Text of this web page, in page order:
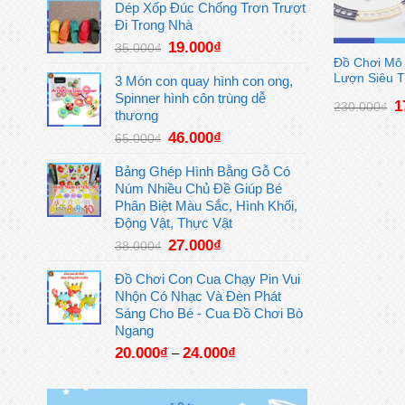
là:
113.000₫.
tại
Dép Xốp Đúc Chống Trơn Trượt
Đi Trong Nhà
35.000₫ Giá
là:
35.000₫.
19.000₫
tại
là:
3 Món con quay hình con ong,
Spinner hình côn trùng dễ
thương
65.000₫ Giá
là:
65.000₫.
46.000₫
tại
là:
46.000₫.
Bảng Ghép Hình Bằng Gỗ Có
Núm Nhiều Chủ Đề Giúp Bé
Phân Biệt Màu Sắc, Hình Khối,
Động Vật, Thực Vật
38.000₫ Giá
là:
38.000₫.
27.000₫
tại
là:
27.000₫.
Đồ Chơi Con Cua Chạy Pin Vui
Nhộn Có Nhạc Và Đèn Phát
Sáng Cho Bé - Cua Đồ Chơi Bò
Ngang
20.000₫ –24.000₫
Đồ Chơi Mô
Lượn Siêu
230.000₫